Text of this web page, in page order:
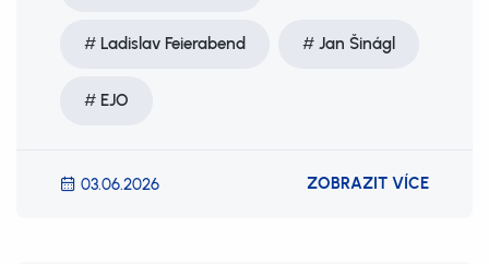
Ladislav Feierabend Jan Šinágl
EJO
03.06.2026 ZOBRAZIT VÍCE